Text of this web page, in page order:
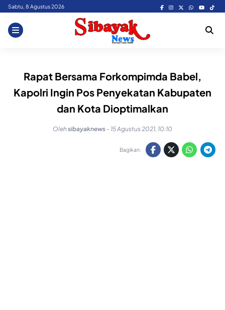
Skip
content
Sabtu, 8 Agustus 2026
Rapat Bersama Forkompimda Babel,
Kapolri Ingin Pos Penyekatan Kabupaten
dan Kota Dioptimalkan
Olehsibayaknews - 15 Agustus 2021, 10:10
Bagikan: